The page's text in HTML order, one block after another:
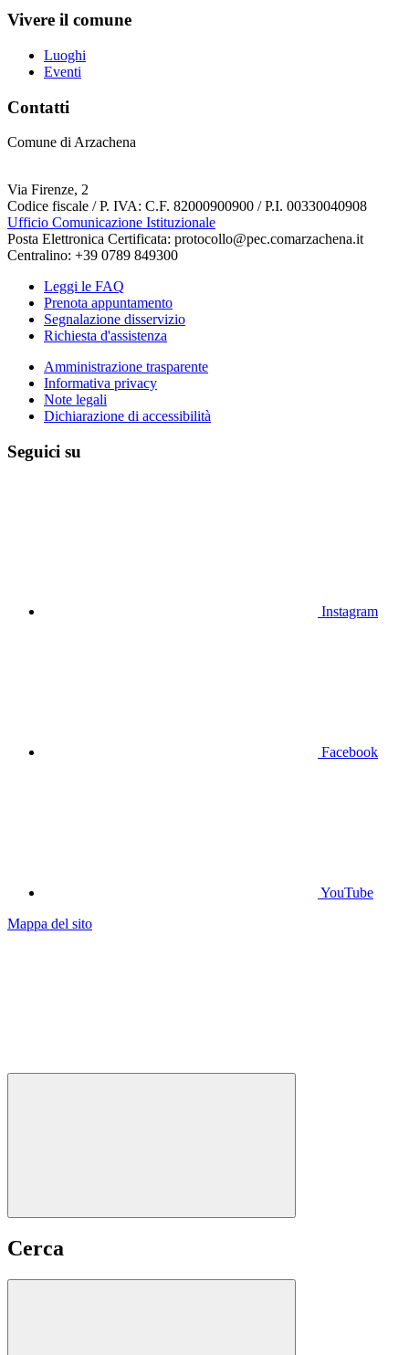
Vivere il comune
Luoghi
Eventi
Contatti
Comune di Arzachena
Via Firenze, 2
Codice fiscale / P. IVA: C.F. 82000900900 / P.I. 00330040908
Ufficio Comunicazione Istituzionale
Posta Elettronica Certificata: protocollo@pec.comarzachena.it
Centralino: +39 0789 849300
Leggi le FAQ
Prenota appuntamento
Segnalazione disservizio
Richiesta d'assistenza
Amministrazione trasparente
Informativa privacy
Note legali
Dichiarazione di accessibilità
Seguici su
Instagram
Facebook
YouTube
Mappa del sito
Cerca